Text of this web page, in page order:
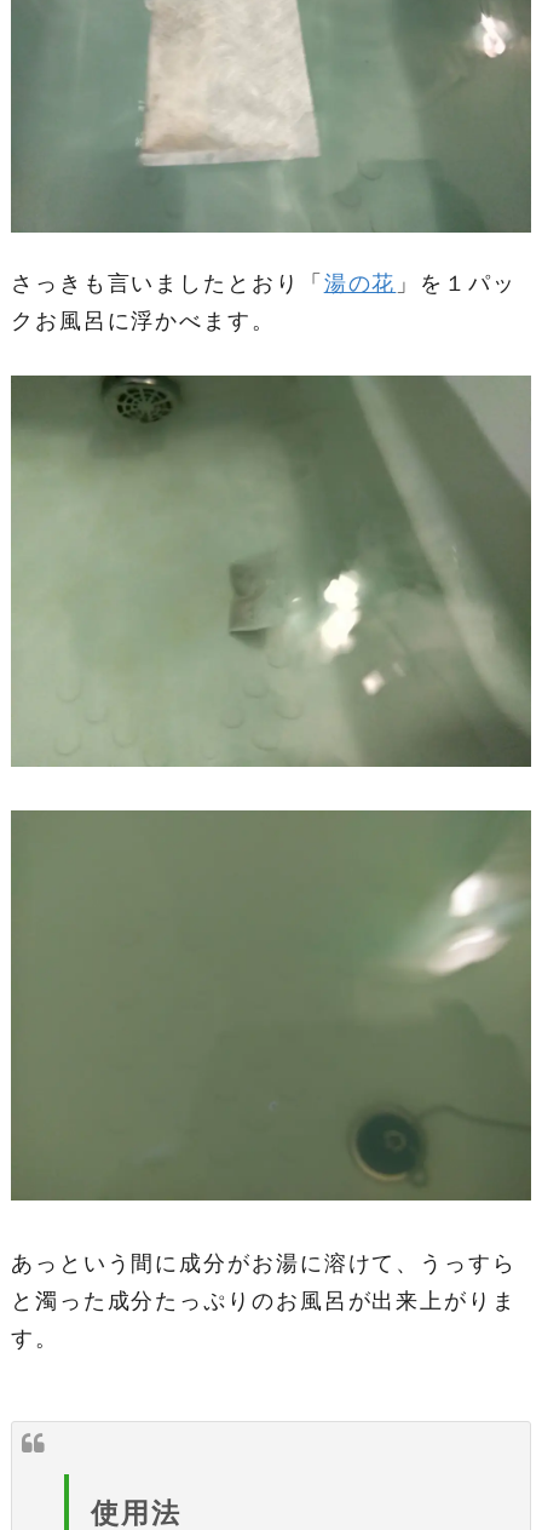
さっきも言いましたとおり「 湯の花 」を１パッ
クお風呂に浮かべます。
あっという間に成分がお湯に溶けて、うっすら
と濁った成分たっぷりのお風呂が出来上がりま
す。
使用法